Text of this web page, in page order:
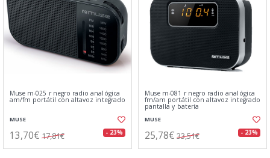
Muse m-025 r negro radio analógica
am/fm portátil con altavoz integrado
MUSE
13,70€ 17,81€ - 23%
Muse m-081 r negro radio analógica
fm/am portátil con altavoz integrado
pantalla y batería
MUSE
25,78€ 33,51€ - 23%